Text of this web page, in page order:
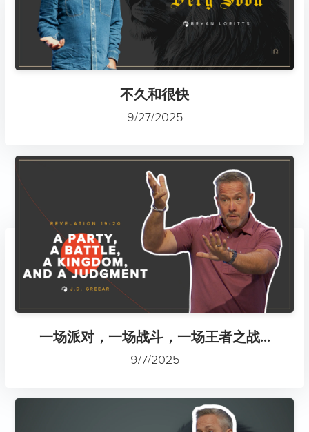
不久和很快
9/27/2025
一场派对，一场战斗，一场王者之战...
9/7/2025